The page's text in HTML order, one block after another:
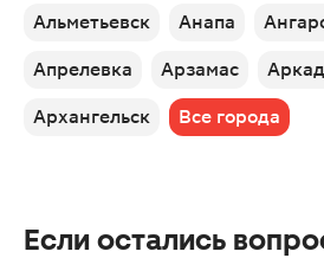
Альметьевск Анапа
Апрелевка Арзамас
Архангельск Все города
Если остались